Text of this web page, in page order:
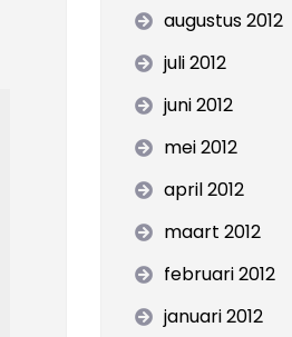
augustus 2012
juli 2012
juni 2012
mei 2012
april 2012
maart 2012
februari 2012
januari 2012